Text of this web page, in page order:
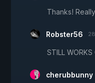
Thanks!
Robster56
STILL
cherubbunny